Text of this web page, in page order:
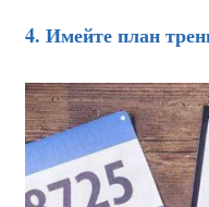
4. Имейте план